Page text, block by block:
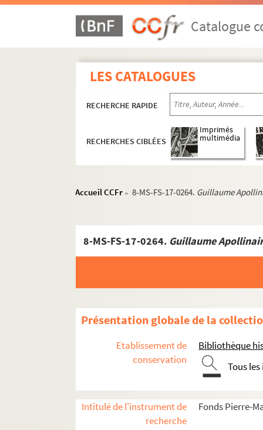
Catalogue
LES CATALOGUES
RECHERCHE RAPIDE
RECHERCHES CIBLÉES
Imprimés
multimédia
Accueil CCFr > 8-MS-FS-17-0264. Guillaume
8-MS-FS-17-0264. Guillaume
Présentation globale de la
Etablissement de
conservation
Bibliothèque
Tous
Intitulé de l'instrument de
recherche
Fonds Pierre-
Guillaume Apollinaire
Correspondance
Portraits
Etudes
Documents en vente
Célébration et rayonnement
4-MS-FS-17-1363. Amis de Guillaume
Société des Amis de Guillaume